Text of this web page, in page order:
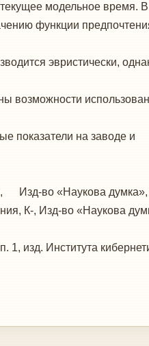
модельное время.
функции
эвристи­чески,
возможности
показатели на заводе и
Изд-во «Наукова думка»,
К-, Изд-во «Наукова
изд. Института